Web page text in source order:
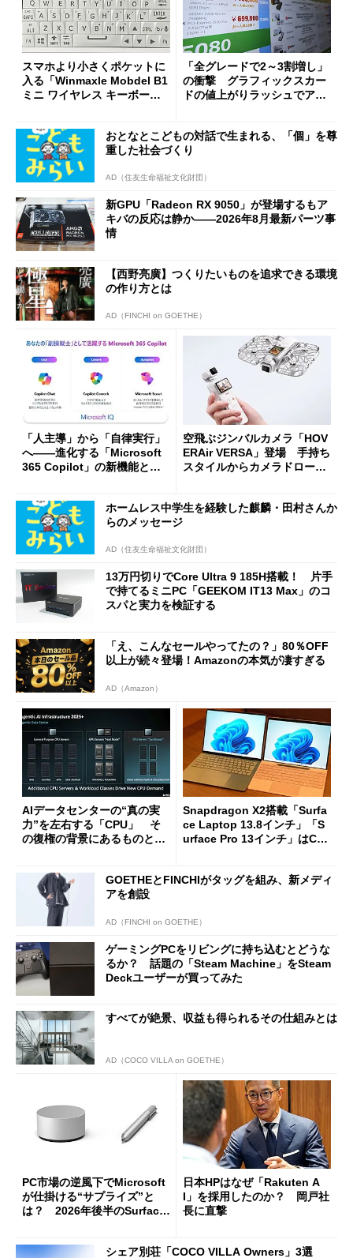
スマホより小さくポケットに
入る「Winmaxle Mobdel B1
ミニ ワイヤレス キーボー
「全グレードで2～3割増し」
の衝撃 グラフィックスカー
ドの値上がりラッシュでアキ
おとなとこどもの対話で生まれる、「個」を尊
重した社会づくり
AD（住友生命福祉文化財団）
新GPU「Radeon RX 9050」が登場するもア
キバの反応は静か――2026年8月最新パーツ事
情
【西野亮廣】つくりたいものを追求できる環境
の作り方とは
AD（FINCHI on GOETHE）
「人主導」から「自律実行」
へ――進化する「Microsoft
365 Copilot」の新機能とエ
空飛ぶジンバルカメラ「HOV
ERAir VERSA」登場 手持ち
スタイルからカメラドローン
ホームレス中学生を経験した麒麟・田村さんか
らのメッセージ
AD（住友生命福祉文化財団）
13万円切りでCore Ultra 9 185H搭載！ 片手
で持てるミニPC「GEEKOM IT13 Max」のコ
スパと実力を検証する
「え、こんなセールやってたの？」80％OFF
以上が続々登場！Amazonの本気が凄すぎる
AD（Amazon）
AIデータセンターの“真の実
力”を左右する「CPU」 そ
の復権の背景にあるものと
Snapdragon X2搭載「Surfa
ce Laptop 13.8インチ」「S
urface Pro 13インチ」はCop
た
GOETHEとFINCHIがタッグを組み、新メディ
アを創設
AD（FINCHI on GOETHE）
ゲーミングPCをリビングに持ち込むとどうな
るか？ 話題の「Steam Machine」をSteam
Deckユーザーが買ってみた
すべてが絶景、収益も得られるその仕組みとは
AD（COCO VILLA on GOETHE）
PC市場の逆風下でMicrosoft
が仕掛ける“サプライズ”と
は？ 2026年後半のSurface
日本HPはなぜ「Rakuten A
I」を採用したのか？ 岡戸社
長に直撃
シェア別荘「COCO VILLA Owners」3選